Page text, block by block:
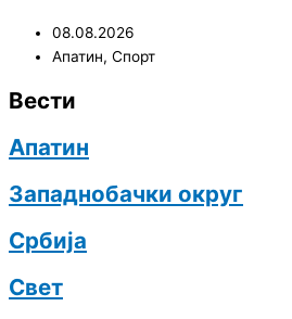
08.08.2026
Апатин, Спорт
Вести
Апатин
Западнобачки округ
Србија
Свет